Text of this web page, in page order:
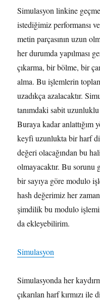
Simulasyon linkine
istediğimiz performansı
metin parçasının uzun
her durumda yapılması
çıkarma, bir bölme, bir
alma. Bu işlemlerin
uzadıkça azalacaktır.
tanımdaki sabit
Buraya kadar anlattığım
keyfi uzunlukta bir harf
değeri olacağından bu
olmayacaktır. Bu
bir sayıya göre modulo
hash değerimiz her
şimdilik bu modulo
da ekleyebilirim.
Simulasyon
Simulasyonda her
çıkarılan harf kırmızı